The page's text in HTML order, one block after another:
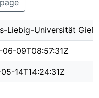
Liebig-Universität
09T08:57:31Z
14T14:24:31Z